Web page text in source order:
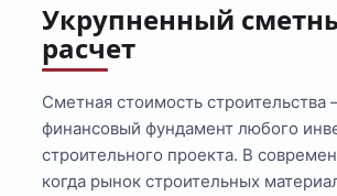
Укрупненный
расчет
Сметная стоимость строительства
финансовый фундамент любого
строительного проекта. В
когда рынок строительных